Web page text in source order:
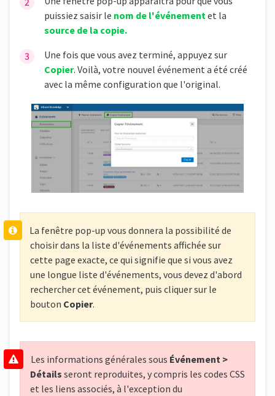
puissiez saisir le nom de l'événement et la
source de la copie.
Une fois que vous avez terminé, appuyez sur
Copier. Voilà, votre nouvel événement a été créé
avec la même configuration que l'original.
La fenêtre pop-up vous donnera la possibilité de
choisir dans la liste d'événements affichée sur
cette page exacte, ce qui signifie que si vous avez
une longue liste d'événements, vous devez d'abord
rechercher cet événement, puis cliquer sur le
bouton Copier.
Les informations générales sous Événement >
Détails seront reproduites, y compris les codes CSS
et les liens associés, à l'exception du